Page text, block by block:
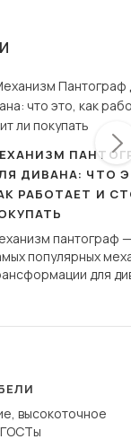
ДИВАНА: ЧТО
РАБОТАЕТ И
пантограф
популярных
для
не
высокоточное